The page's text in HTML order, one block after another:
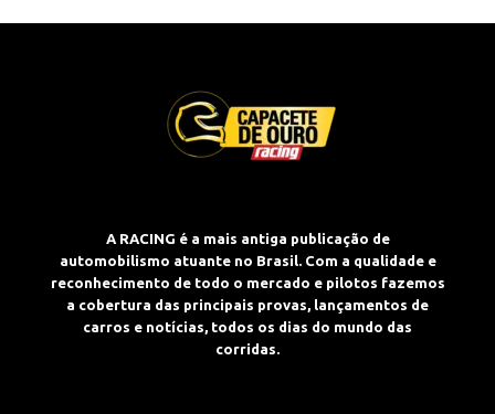
A RACING é a mais antiga publicação de
automobilismo atuante no Brasil. Com a qualidade e
reconhecimento de todo o mercado e pilotos fazemos
a cobertura das principais provas, lançamentos de
carros e notícias, todos os dias do mundo das
corridas.